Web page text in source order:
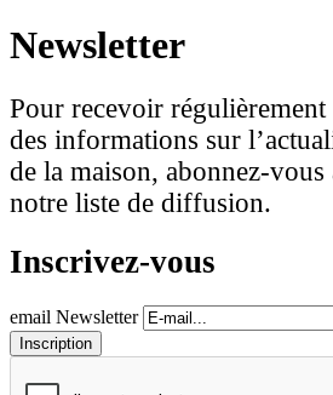
Newsletter
Pour recevoir régulièrement
des informations sur
de la maison, abonnez-vous
notre liste de diffusion.
Inscrivez-vous
email Newsletter